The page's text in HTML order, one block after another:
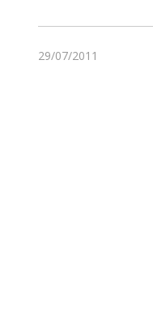
29/07/2011